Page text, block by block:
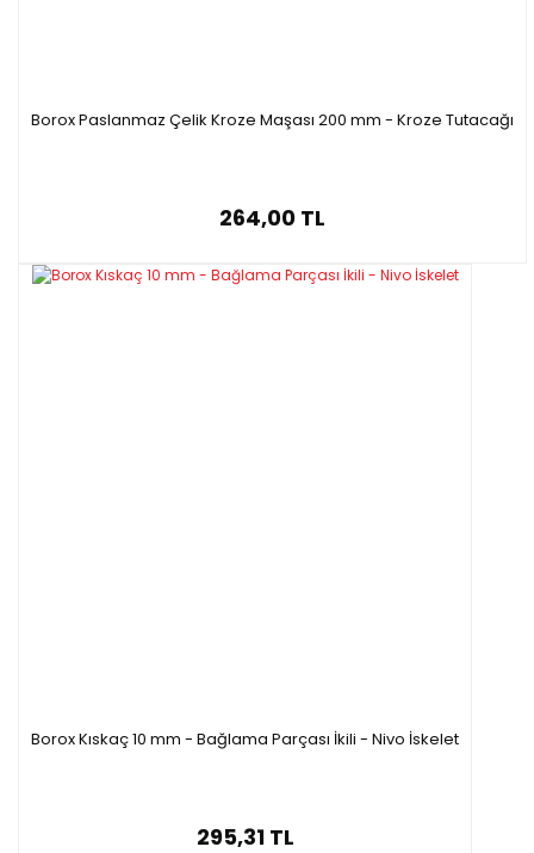
Borox Paslanmaz Çelik Kroze Maşası 200 mm - Kroze Tutacağı
264,00 TL
Borox Kıskaç 10 mm - Bağlama Parçası İkili - Nivo İskelet
295,31 TL